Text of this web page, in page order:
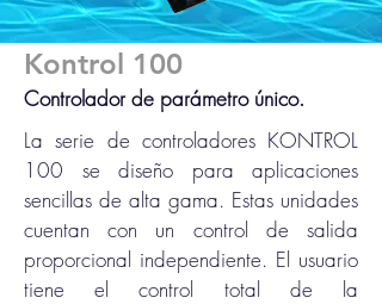
Kontrol 100
Controlador de parámetro único.
La serie de controladores KONTROL
100 se diseño para aplicaciones
sencillas de alta gama. Estas unidades
cuentan con un control de salida
proporcional independiente. El usuario
tiene el control total de la